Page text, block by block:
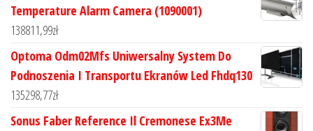
Temperature Alarm Camera (1090001)
138811,99zł
Optoma Odm02Mfs Uniwersalny System Do
Podnoszenia I Transportu Ekranów Led Fhdq130
135298,77zł
Sonus Faber Reference Il Cremonese Ex3Me